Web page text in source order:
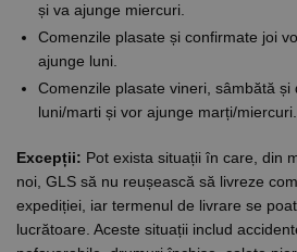
și va ajunge miercuri.
Comenzile plasate și confirmate joi
ajunge luni.
Comenzile plasate vineri, sâmbătă și
luni/marti și vor ajunge marți/miercuri.
Excepții: Pot exista situații în care, din
noi, GLS să nu reușească să livreze
expediției, iar termenul de livrare se
lucrătoare. Aceste situații includ